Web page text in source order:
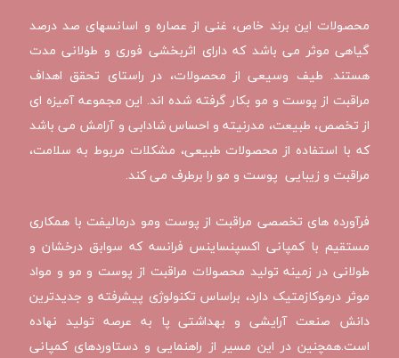
محصولات این برند خاص، غنی از عصاره و اسانسهای صد درصد
گیاهی موثر می باشد که دارای اثربخشی فوری و طولانی مدت
هستند. طیف وسیعی از محصولات، در راستای تحقق اهداف
مراقبت از پوست و مو بکار گرفته شده اند. این مجموعه آمیزه ای
از تخصص، طبیعت، مدرنیته و احساس شادابی و آرامش می باشد
که با استفاده از محصولات طبیعی، مشکلات مربوط به سلامت،
مراقبت و زیبایی پوست و مو را برطرف می کند.
فرآورده های تخصصی مراقبت از پوست ومو درمالیفت با همکاری
مستقیم با کمپانی اکسپنساینس فرانسه که سوابق درخشان و
طولانی در زمینه تولید محصولات مراقبت از پوست و مو و مواد
موثر درموکازمتیک دارد، براساس تکنولوژی پیشرفته و جدیدترین
دانش صنعت آرایشی و بهداشتی پا به عرصه تولید نهاده
است.همچنین در این مسیر از راهنمایی و دستاوردهای کمپانی